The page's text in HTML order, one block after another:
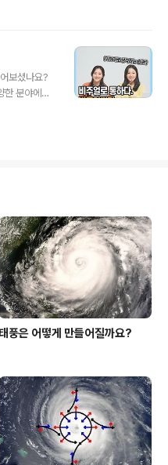
렵게만 느
#천재문학
보셨나요?
한 분야에서
직 낯설다
효과가 있을
씽킹 홍보
결한 이미지
요. 그래서
..
풍은 어떻게 만들어질까요?